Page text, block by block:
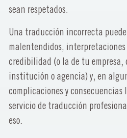
sean respetados.
Una traducción incorrecta
malentendidos, interpretaciones
credibilidad (o la de tu empresa,
institución o agencia) y, en
complicaciones y
servicio de traducción
eso.